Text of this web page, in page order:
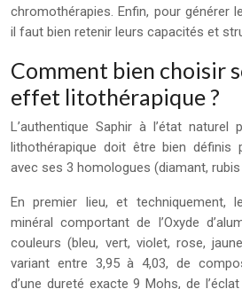
chromothérapies. Enfin, pour générer
il faut bien retenir leurs capacités et
Comment bien choisir
effet litothérapique ?
L’authentique Saphir à l’état naturel
lithothérapique doit être bien définis
avec ses 3 homologues (diamant, rubis
En premier lieu, et techniquement,
minéral comportant de l’Oxyde
couleurs (bleu, vert, violet, rose,
variant entre 3,95 à 4,03, de
d’une dureté exacte 9 Mohs, de